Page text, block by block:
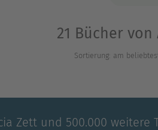
21 Bücher
Sortierung: am
Zett und 500.000 weitere